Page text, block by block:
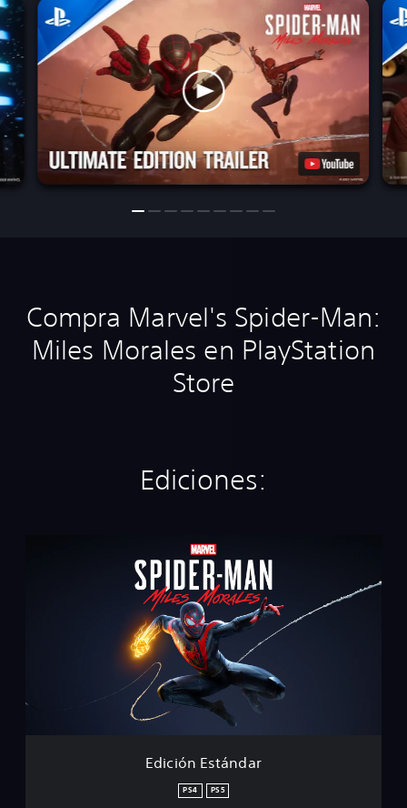
Compra Marvel's Spider-Man:
Miles Morales en PlayStation
Store
Ediciones:
t
Edición Estándar
PS4 PS5